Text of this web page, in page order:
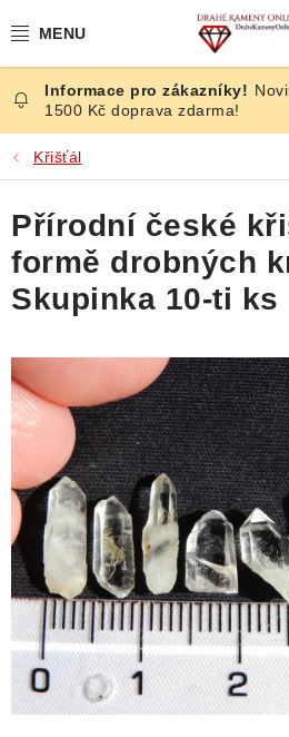
na
ČESKÉ KAMENY
ŠPERKY
KAMENY ZE SVĚTA
BROUŠENÉ
ÚČINKY
KRYSTALY
ČLÁNKY
NALEZIŠTĚ
NÁŠ PŘÍBĚH
VIDEOGALERIE
1500 Kč doprava zdarma!
Křišťál
Přírodní české
formě drobných
Skupinka 10-ti ks